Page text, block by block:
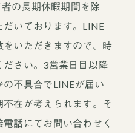
の長期休暇期間を除
だいております。LINE
いただきますので、時
さい。3営業日目以降
不具合でLINEが届い
在が考えられます。そ
話にてお問い合わせく
ジ